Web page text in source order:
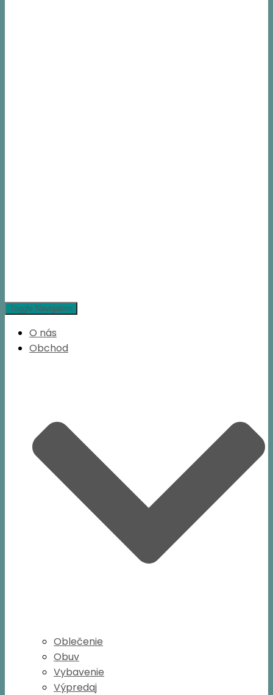
Toggle Navigation
O nás
Obchod
Oblečenie
Obuv
Vybavenie
Výpredaj